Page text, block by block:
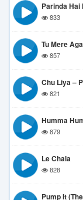
Parinda Hai
833
Tu Mere
857
Chu Liya –
821
Humma
879
Le Chala
828
Pump It